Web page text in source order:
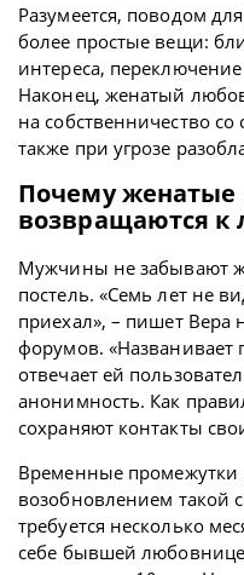
Разумеется, поводом
более простые вещи:
интереса,
Наконец, женатый
на собственничество
также при угрозе
Почему
возвращаются
Мужчины не забывают
постель. «Семь лет не
приехал», – пишет Вера
форумов. «Названивает
отвечает ей
анонимность. Как
сохраняют контакты
Временные
возобновлением такой
требуется несколько
себе бывшей